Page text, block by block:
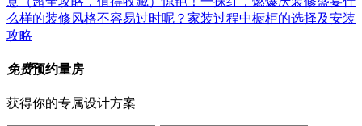
么样的装修风格不容易过时呢？ 家装过程中橱柜的选择及安装
攻略
免费预约量房
获得你的专属设计方案